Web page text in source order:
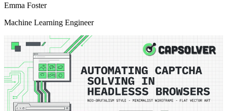
Emma Foster
Machine Learning Engineer